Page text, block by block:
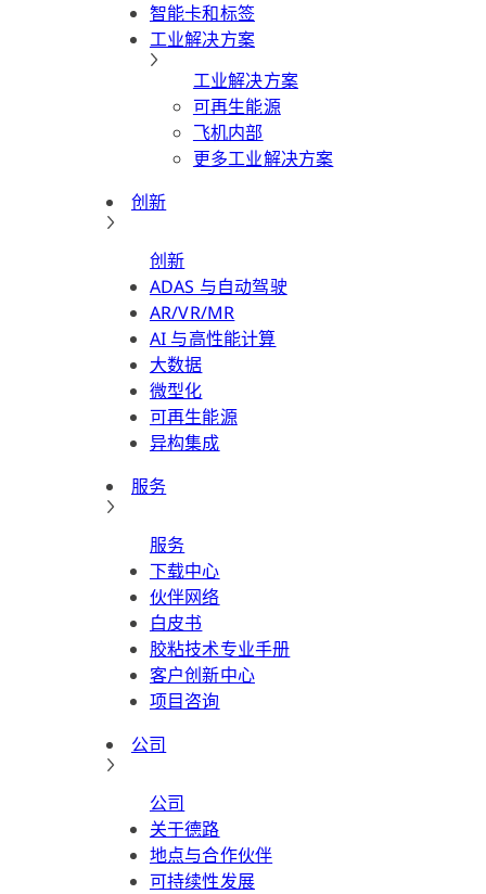
智能卡和标签
工业解决方案
工业解决方案
可再生能源
飞机内部
更多工业解决方案
创新
创新
ADAS 与自动驾驶
AR/VR/MR
AI 与高性能计算
大数据
微型化
可再生能源
异构集成
服务
服务
下载中心
伙伴网络
白皮书
胶粘技术专业手册
客户创新中心
项目咨询
公司
公司
关于德路
地点与合作伙伴
可持续性发展